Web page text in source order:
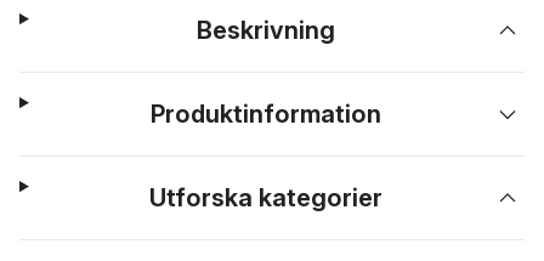
Beskrivning
Produktinformation
Utforska kategorier